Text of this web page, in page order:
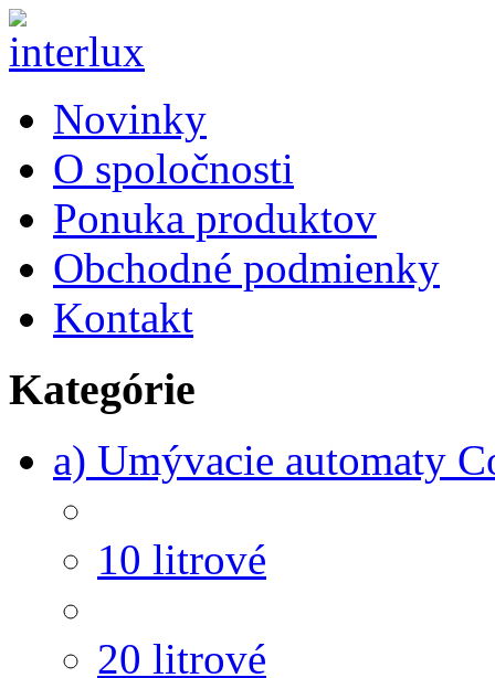
Novinky
O spoločnosti
Ponuka produktov
Obchodné podmienky
Kontakt
Kategórie
a) Umývacie automaty
10 litrové
20 litrové